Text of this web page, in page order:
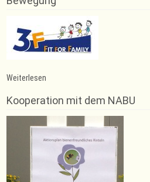
Weiterlesen
für
Alle
–
noch
Plätze
frei!
Kooperation mit dem NABU